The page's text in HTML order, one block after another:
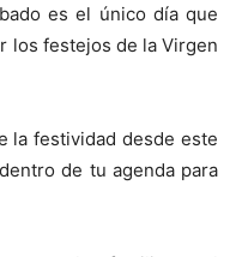
es el único día que
los festejos de la Virgen
la festividad desde este
de tu agenda para